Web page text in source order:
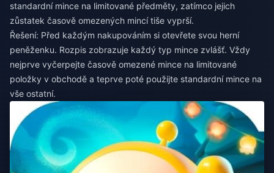
standardní mince na limitované předměty, zatímco jejich
zůstatek časově omezených mincí tiše vyprší.
Řešení: Před každým nakupováním si otevřete svou herní
peněženku. Rozpis zobrazuje každý typ mince zvlášť. Vždy
nejprve vyčerpejte časově omezené mince na limitované
položky v obchodě a teprve poté použijte standardní mince na
vše ostatní.